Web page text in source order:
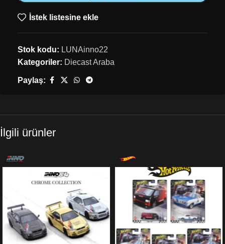
İstek listesine ekle
Stok kodu: LUNAinno22
Kategoriler: Diecast Araba
Paylaş:
İlgili ürünler